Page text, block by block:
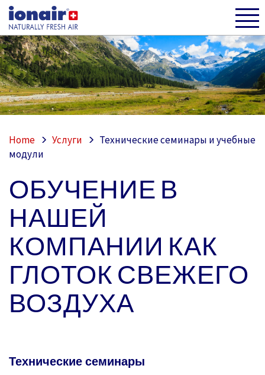
Home Услуги
Технические семинары и учебные
модули
ОБУЧЕНИЕ В
НАШЕЙ
КОМПАНИИ КАК
ГЛОТОК СВЕЖЕГО
ВОЗДУХА
Технические семинары